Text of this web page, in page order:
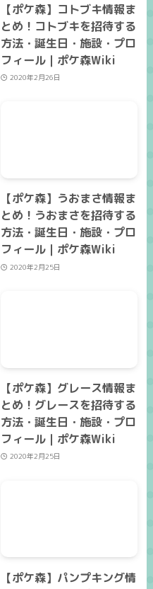
【ポケ森】コトブキ情報ま
とめ！コトブキを招待する
方法・誕生日・施設・プロ
フィール｜ポケ森Wiki
2020年2月26日
【ポケ森】うおまさ情報ま
とめ！うおまさを招待する
方法・誕生日・施設・プロ
フィール｜ポケ森Wiki
2020年2月25日
【ポケ森】グレース情報ま
とめ！グレースを招待する
方法・誕生日・施設・プロ
フィール｜ポケ森Wiki
2020年2月25日
【ポケ森】パンプキング情